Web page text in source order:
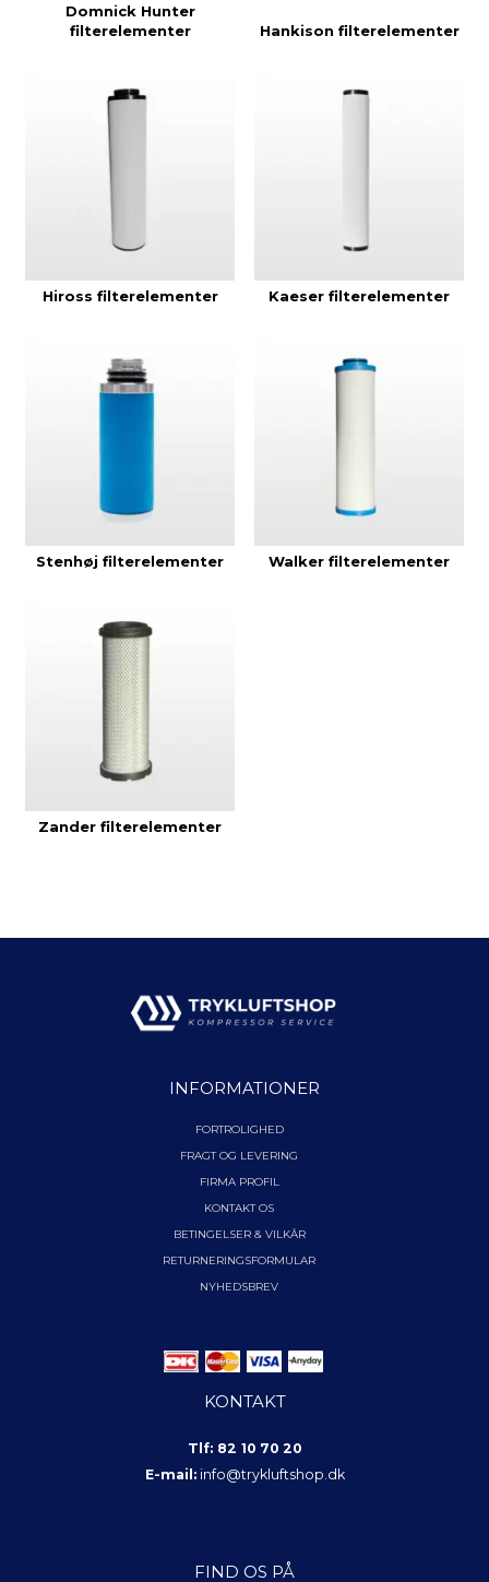
Domnick Hunter
filterelementer
Hankison filterelementer
Hiross filterelementer Kaeser filterelementer
Stenhøj filterelementer Walker filterelementer
Zander filterelementer
INFORMATIONER
FORTROLIGHED
FRAGT OG LEVERING
FIRMA PROFIL
KONTAKT OS
BETINGELSER & VILKÅR
RETURNERINGSFORMULAR
NYHEDSBREV
KONTAKT
Tlf: 82 10 70 20
E-mail: info@trykluftshop.dk
FIND OS PÅ